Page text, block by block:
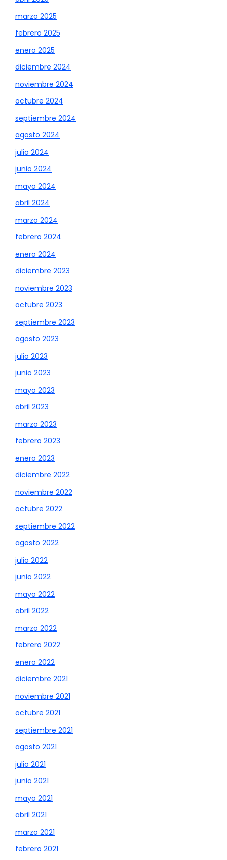
marzo 2025
febrero 2025
enero 2025
diciembre 2024
noviembre 2024
octubre 2024
septiembre 2024
agosto 2024
julio 2024
junio 2024
mayo 2024
abril 2024
marzo 2024
febrero 2024
enero 2024
diciembre 2023
noviembre 2023
octubre 2023
septiembre 2023
agosto 2023
julio 2023
junio 2023
mayo 2023
abril 2023
marzo 2023
febrero 2023
enero 2023
diciembre 2022
noviembre 2022
octubre 2022
septiembre 2022
agosto 2022
julio 2022
junio 2022
mayo 2022
abril 2022
marzo 2022
febrero 2022
enero 2022
diciembre 2021
noviembre 2021
octubre 2021
septiembre 2021
agosto 2021
julio 2021
junio 2021
mayo 2021
abril 2021
marzo 2021
febrero 2021